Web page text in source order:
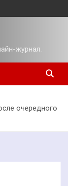
журнал.
очередного